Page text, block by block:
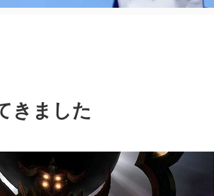
きました